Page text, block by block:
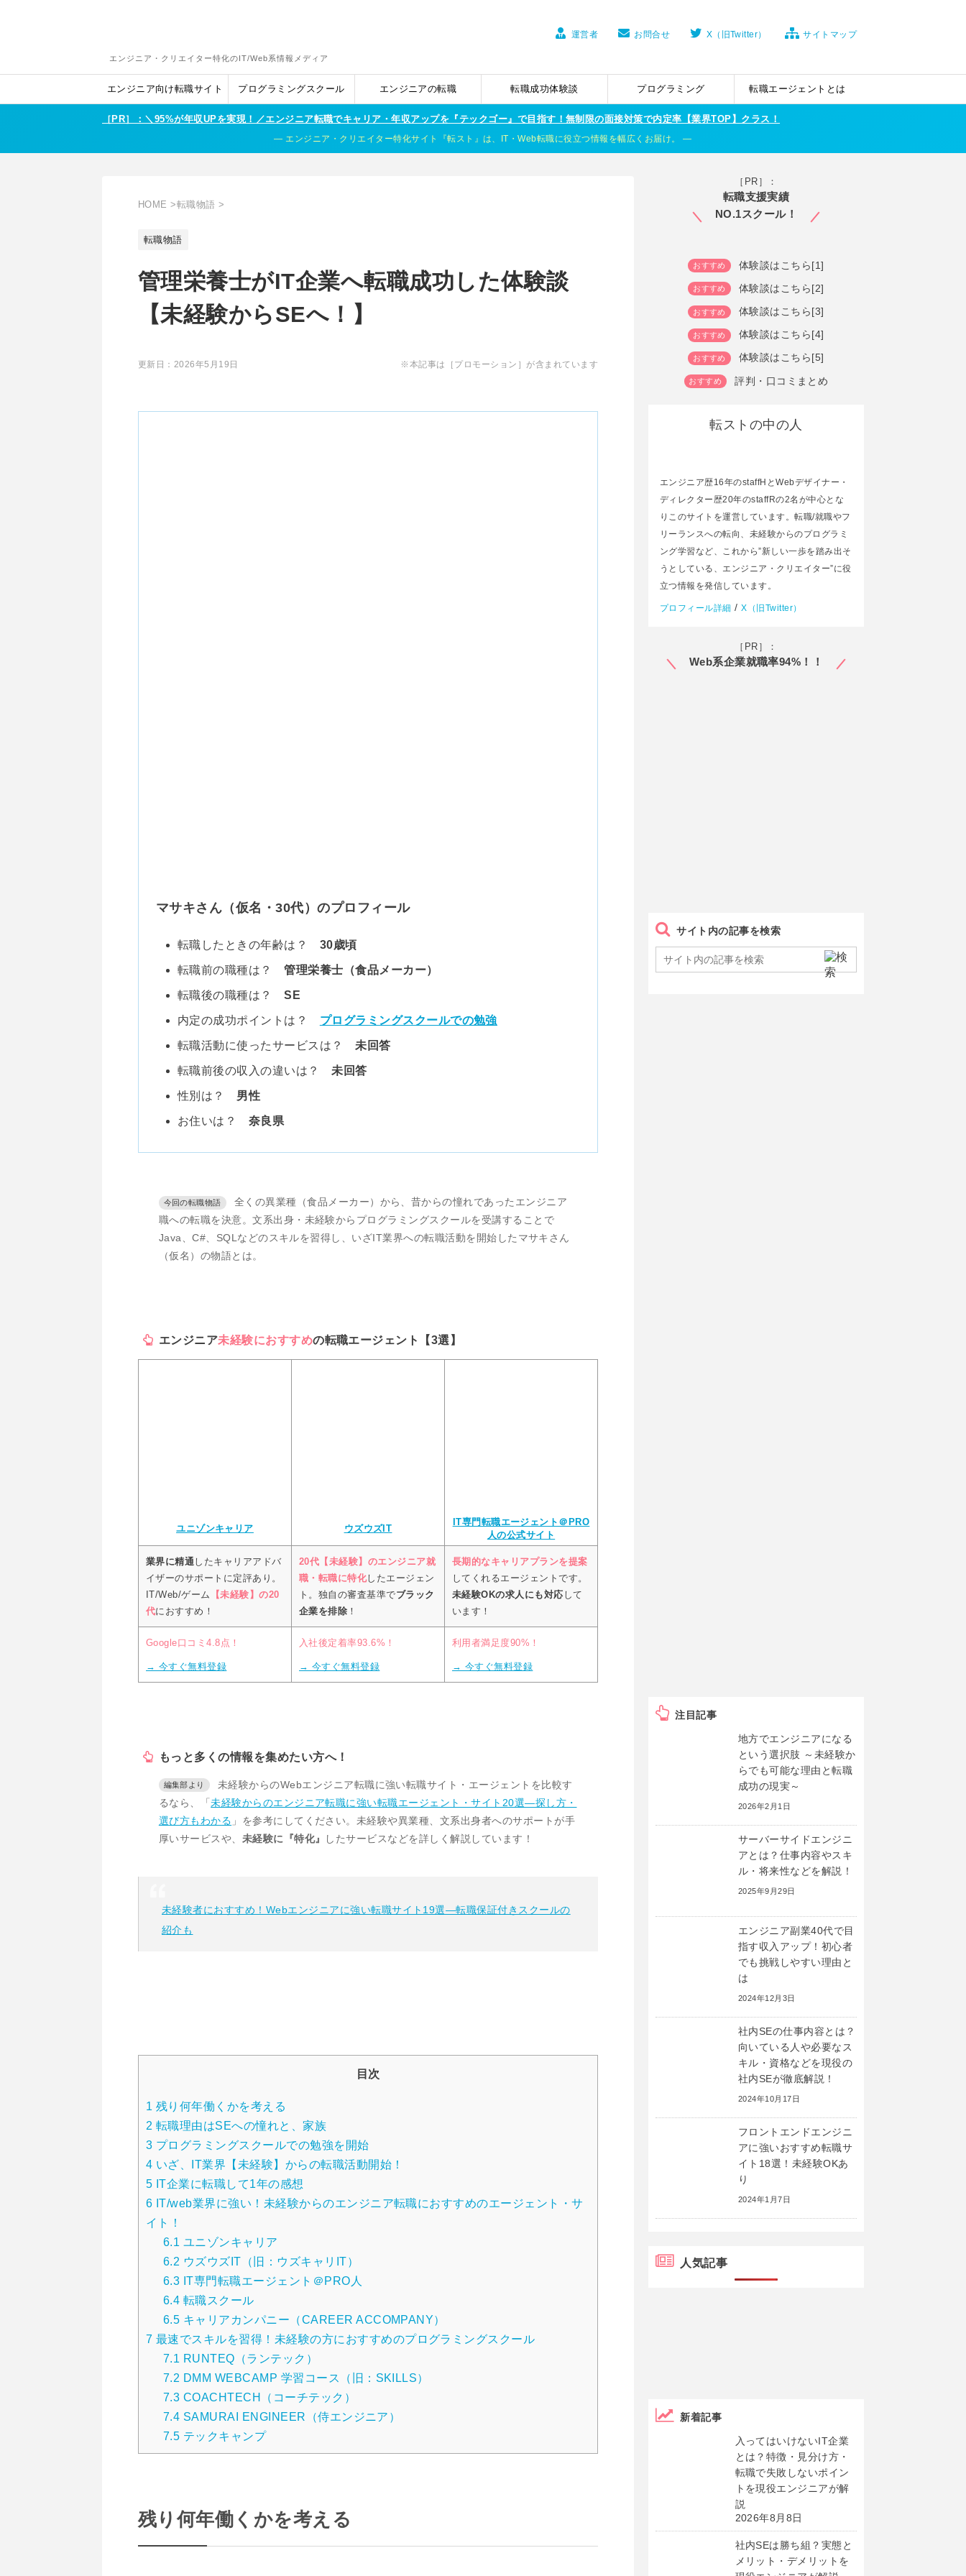
エンジニア・クリエイター特化のIT/Web系情報メディア
運営者 お問合せ X（旧Twitter） サイトマップ
エンジニア向け転職サイト プログラミングスクール エンジニアの転職 転職成功体験談 プログラミング 転職エージェントとは
［PR］：＼95%が年収UPを実現！／エンジニア転職でキャリア・年収アップを『テックゴー』で目指す！無制限の面接対策で内定率【業界TOP】クラス！
エンジニア・クリエイター特化サイト『転スト』は、IT・Web転職に役立つ情報を幅広くお届け。
HOME >転職物語 >
転職物語
管理栄養士がIT企業へ転職成功した体験談
【未経験からSEへ！】
更新日： 2026年5月19日 ※本記事は［プロモーション］が含まれています
マサキさん（仮名・30代）のプロフィール
転職したときの年齢は？ 30歳頃
転職前の職種は？管理栄養士（食品メーカー）
転職後の職種は？SE
内定の成功ポイントは？ プログラミングスクールでの勉強
転職活動に使ったサービスは？未回答
転職前後の収入の違いは？未回答
性別は？ 男性
お住いは？ 奈良県
全くの異業種（食品メーカー）から、昔からの憧れであったエンジニア
職への転職を決意。文系出身・未経験からプログラミングスクールを受講することで
Java、C#、SQLなどのスキルを習得し、いざIT業界への転職活動を開始したマサキさん
（仮名）の物語とは。
エンジニア未経験におすすめの転職エージェント【3選】
ユニゾンキャリア ウズウズIT
IT専門転職エージェント＠PRO
人の公式サイト
業界に精通 したキャリアアドバ
イザーのサポートに定評あり。
IT/Web/ゲーム
【未経験】の20
代におすすめ！
20代【未経験】のエンジニア就
職・転職に特化したエージェン
ト。独自の審査基準でブラック
企業を排除 ！
長期的なキャリアプランを提案
してくれるエージェントです。
未経験OKの求人にも対応 して
います！
Google口コミ4.8点！
→ 今すぐ無料登録
入社後定着率93.6%！
→ 今すぐ無料登録
利用者満足度90%！
→ 今すぐ無料登録
もっと多くの情報を集めたい方へ！
未経験からのWebエンジニア転職に強い転職サイト・エージェントを比較す
るなら、「未経験からのエンジニア転職に強い転職エージェント・サイト20選―探し方・
選び方もわかる 」を参考にしてください。未経験や異業種、文系出身者へのサポートが手
厚いサービスや、 未経験に『特化』 したサービスなどを詳しく解説しています！
未経験者におすすめ！Webエンジニアに強い転職サイト19選―転職保証付きスクールの
紹介も
目次
1 残り何年働くかを考える
2 転職理由はSEへの憧れと、家族
3 プログラミングスクールでの勉強を開始
4 いざ、IT業界【未経験】からの転職活動開始！
5 IT企業に転職して1年の感想
6 IT/web業界に強い！未経験からのエンジニア転職におすすめのエージェント・サ
イト！
6.1 ユニゾンキャリア
6.2 ウズウズIT（旧：ウズキャリIT）
6.3 IT専門転職エージェント＠PRO人
6.4 転職スクール
6.5 キャリアカンパニー（CAREER ACCOMPANY）
7 最速でスキルを習得！未経験の方におすすめのプログラミングスクール
7.1 RUNTEQ（ランテック）
7.2 DMM WEBCAMP 学習コース（旧：SKILLS）
7.3 COACHTECH（コーチテック）
7.4 SAMURAI ENGINEER（侍エンジニア）
7.5 テックキャンプ
残り何年働くかを考える
［PR］：
転職支援実績
NO.1スクール！
体験談はこちら[1]
体験談はこちら[2]
体験談はこちら[3]
体験談はこちら[4]
体験談はこちら[5]
評判・口コミまとめ
転ストの中の人
エンジニア歴16年のstaffHとWebデザイナー・
ディレクター歴20年のstaffRの2名が中心とな
りこのサイトを運営しています。転職/就職やフ
リーランスへの転向、未経験からのプログラミ
ング学習など、これから”新しい一歩を踏み出そ
うとしている、エンジニア・クリエイター”に役
立つ情報を発信しています。
プロフィール詳細 /X（旧Twitter）
［PR］：
Web系企業就職率94%！！
サイト内の記事を検索
注目記事
地方でエンジニアになる
という選択肢 ～未経験か
らでも可能な理由と転職
成功の現実～
2026年2月1日
サーバーサイドエンジニ
アとは？仕事内容やスキ
ル・将来性などを解説！
2025年9月29日
エンジニア副業40代で目
指す収入アップ！初心者
でも挑戦しやすい理由と
は
2024年12月3日
社内SEの仕事内容とは？
向いている人や必要なス
キル・資格などを現役の
社内SEが徹底解説！
2024年10月17日
フロントエンドエンジニ
アに強いおすすめ転職サ
イト18選！未経験OKあ
り
2024年1月7日
人気記事
新着記事
入ってはいけないIT企業
とは？特徴・見分け方・
転職で失敗しないポイン
トを現役エンジニアが解
説
2026年8月8日
社内SEは勝ち組？実態と
メリット・デメリットを